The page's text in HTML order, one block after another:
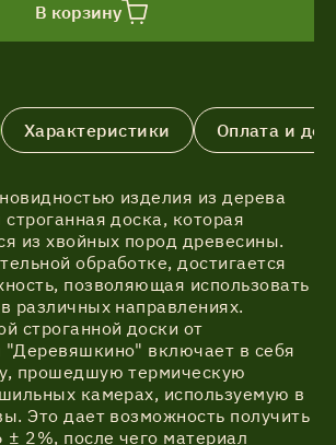
В корзину
Характеристики Оплата и
изделия из дерева
строганная доска, которая
из хвойных пород древесины.
обработке, достигается
позволяющая использовать
различных направлениях.
строганной доски от
"Деревяшкино" включает в себя
прошедшую термическую
камерах, используемую в
Это дает возможность получить
± 2%, после чего материал